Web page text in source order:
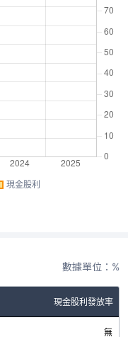
現金股利
數據單位：%
現金股利發放率
無